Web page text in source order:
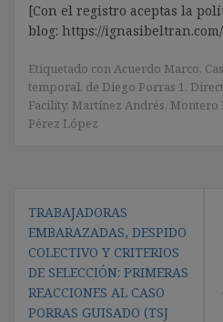
[Con el registro aceptas la
blog: https://
Etiquetado con Acuerdo Marco,
temporal, de Diego Porras 1 ,
Facility, Martínez Andrés, Montero
Pérez López
de
entradas
TRABAJADORAS
EMBARAZADAS, DESPIDO
COLECTIVO Y CRITERIOS
DE SELECCIÓN: PRIMERAS
REACCIONES AL CASO
PORRAS GUISADO (TSJ